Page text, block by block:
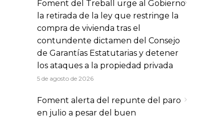
Foment del Treball urge al Gobierno
la retirada de la ley que restringe la
compra de vivienda tras el
contundente dictamen del Consejo
de Garantías Estatutarias y detener
los ataques a la propiedad privada
5 de agosto de 2026
Foment alerta del repunte del paro
en julio a pesar del buen